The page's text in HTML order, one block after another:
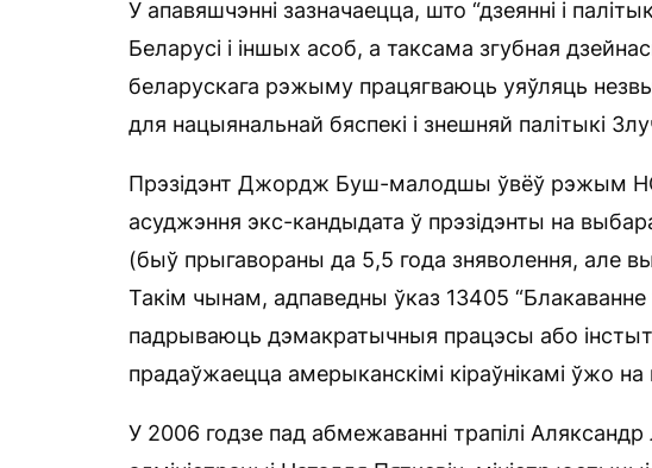
У апавяшчэнні зазначаецца, што “дзеянні і
Беларусі і іншых асоб, а таксама згубная
беларускага рэжыму працягваюць уяўляць
для нацыянальнай бяспекі і знешняй палітыкі
Прэзідэнт Джордж Буш-малодшы ўвёў рэжым НС
асуджэння экс-кандыдата ў прэзідэнты на
(быў прыгавораны да 5,5 года зняволення, але
Такім чынам, адпаведны ўказ 13405 “Блакаванне
падрываюць дэмакратычныя працэсы або
прадаўжаецца амерыканскімі кіраўнікамі ўжо
У 2006 годзе пад абмежаванні трапілі Аляксандр